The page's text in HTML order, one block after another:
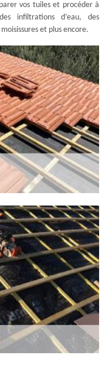
vos tuiles et procéder à
infiltrations d’eau, des
et plus encore.